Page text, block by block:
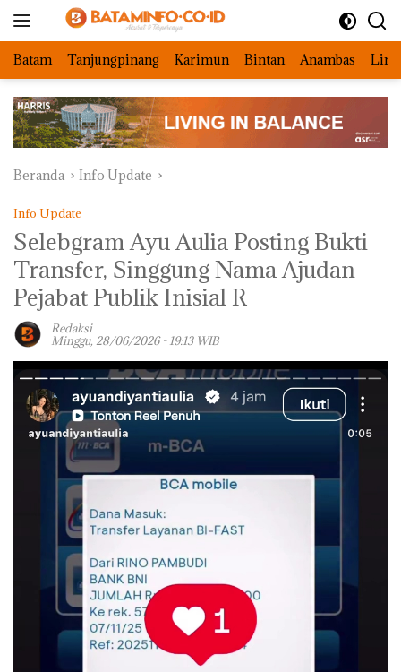
Batam Tanjungpinang Karimun Bintan Anambas
Beranda Info Update
Info Update
Selebgram Ayu Aulia Posting Bukti
Transfer, Singgung Nama Ajudan
Pejabat Publik Inisial R ‎
Redaksi
Minggu, 28/06/2026 - 19:13 WIB